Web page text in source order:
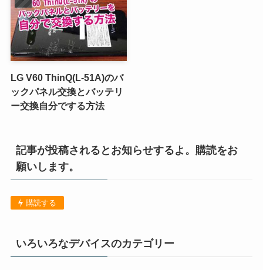
LG V60 ThinQ(L-51A)のバ
ックパネル交換とバッテリ
ー交換自分でする方法
記事が投稿されるとお知らせするよ。購読をお
願いします。
購読する
いろいろなデバイスのカテゴリー